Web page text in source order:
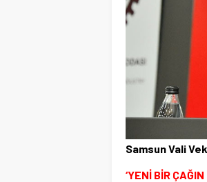
Samsun Vali
‘YENİ BİR